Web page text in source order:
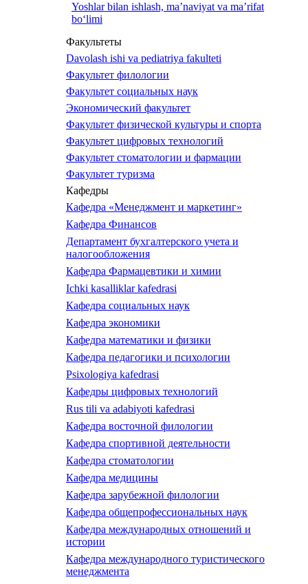
Yoshlar bilan ishlash, ma’naviyat va ma’rifat
bo‘limi
Факультеты
Davolash ishi va pediatriya fakulteti
Факультет филологии
Факультет социальных наук
Экономический факультет
Факультет физической культуры и спорта
Факультет цифровых технологий
Факультет стоматологии и фармации
Факультет туризма
Кафедры
Кафедра «Менеджмент и маркетинг»
Кафедра Финансов
Департамент бухгалтерского учета и
налогообложения
Кафедра Фармацевтики и химии
Ichki kasalliklar kafedrasi
Кафедра социальных наук
Кафедра экономики
Кафедра математики и физики
Кафедра педагогики и психологии
Psixologiya kafedrasi
Кафедры цифровых технологий
Rus tili va adabiyoti kafedrasi
Кафедра восточной филологии
Кафедра спортивной деятельности
Кафедра стоматологии
Кафедра медицины
Кафедра зарубежной филологии
Кафедра общепрофессиональных наук
Кафедра международных отношений и
истории
Кафедра международного туристического
менеджмента